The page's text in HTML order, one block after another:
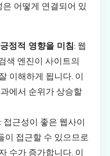
어떻게 연결되어 있
정적 영향을 미침: 웹
색 엔진이 사이트의
이해하게 됩니다. 이
에서 순위가 상승할
: 접근성이 좋은 웹사이
이 접근할 수 있으므로
수가 증가합니다. 이